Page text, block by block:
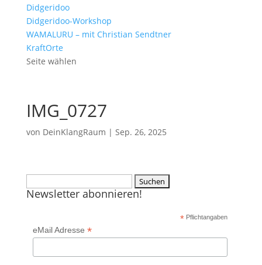
Didgeridoo
Didgeridoo-Workshop
WAMALURU – mit Christian Sendtner
KraftOrte
Seite wählen
IMG_0727
von DeinKlangRaum | Sep. 26, 2025
nach:
Newsletter abonnieren!
* Pflichtangaben
eMail Adresse *